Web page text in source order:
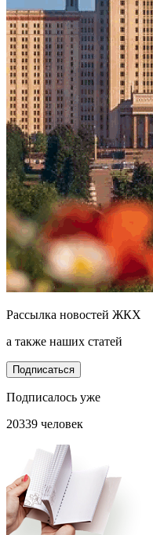
Рассылка новостей ЖКХ
а также наших статей
Подписаться
Подписалось уже
20339 человек